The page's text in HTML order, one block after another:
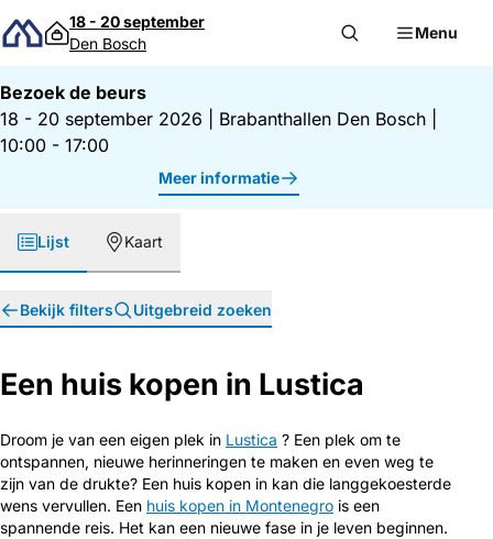
Direct naar inhoud
18 - 20 september
Den Bosch
Menu
Bezoek de beurs
18 - 20 september 2026
Brabanthallen Den Bosch
10:00 - 17:00
Meer informatie
Lijst Kaart
Bekijk filters Uitgebreid zoeken
Een huis kopen in Lustica
Droom je van een eigen plek in Lustica ? Een plek om te
ontspannen, nieuwe herinneringen te maken en even weg te
zijn van de drukte? Een huis kopen in kan die langgekoesterde
wens vervullen. Een huis kopen in Montenegro is een
spannende reis. Het kan een nieuwe fase in je leven beginnen.